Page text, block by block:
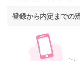
登録から内定までの